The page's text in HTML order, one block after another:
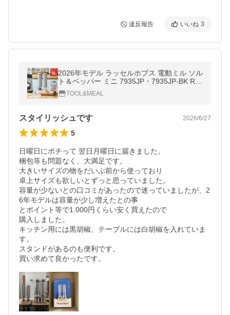
違反報告 いいね 3
2026年モデル ラッセルホブス 電動ミル ソル
ト＆ペッパー ミニ 7935JP・7935JP-BK Rus
sell Hobbs ハンディサイズ コンパクト 岩塩
セラミック刃
TOOL&MEAL
スタイリッシュです 2026/6/27
5
日曜日にポチって 翌日月曜日に届きました。
梱包等も問題なく、大満足です。
大きいサイズの物をだいぶ前から使っており
卓上サイズも欲しいとずっと思っていました。
容量が少ないとの口コミがあったので迷っていましたが、2
6年モデルは容量が少し増えたとの事
とポイント等で1.000円くらい安く買えたので
購入しました。
キッチン用には黒胡椒、テーブルには白胡椒を入れていま
す。
スタンドがあるのも便利です。
買い求めて良かったです。